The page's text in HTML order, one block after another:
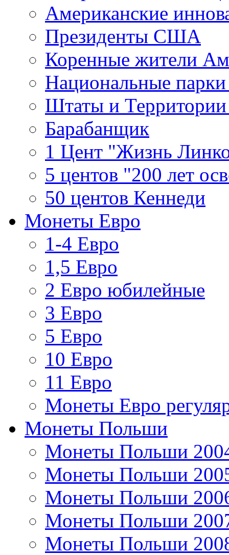
Американские
Президенты США
Коренные жители
Национальные
Штаты и
Барабанщик
1 Цент "Жизнь
5 центов "200 лет
50 центов Кеннеди
Монеты Евро
1-4 Евро
1,5 Евро
2 Евро юбилейные
3 Евро
5 Евро
10 Евро
11 Евро
Монеты Евро
Монеты Польши
Монеты Польши
Монеты Польши
Монеты Польши
Монеты Польши
Монеты Польши